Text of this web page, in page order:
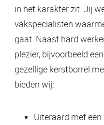
in het karakter zit. Jij
vakspecialisten
gaat. Naast hard
plezier, bijvoorbeeld
gezellige kerstborrel
bieden wij:
Uiteraard met